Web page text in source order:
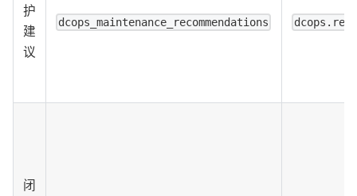
护
建
议
dcops_maintenance_recommendations
闭